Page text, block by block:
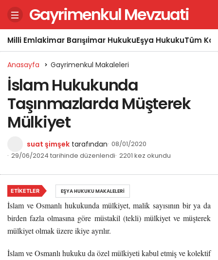
Gayrimenkul Mevzuati
Milli Emlakİmar Barışıİmar HukukuEşya HukukuTüm
Anasayfa Gayrimenkul Makaleleri
İslam Hukukunda
Taşınmazlarda Müşterek
Mülkiyet
suat şimşek tarafından 08/01/2020
29/06/2024 tarihinde düzenlendi 2201 kez okundu
İslam ve Osmanlı hukukunda mülkiyet, malik sayısının bir ya da
birden fazla olmasına göre müstakil (tekli) mülkiyet ve müşterek
mülkiyet olmak üzere ikiye ayrılır.
İslam ve Osmanlı hukuku da özel mülkiyeti kabul etmiş ve kolektif
ETIKETLER EŞYA HUKUKU MAKALELERI